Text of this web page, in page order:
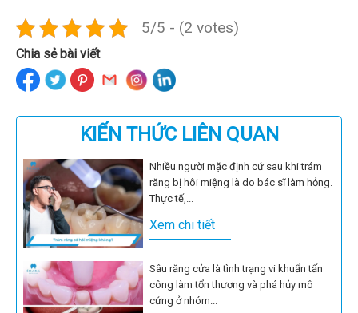
5/5 - (2 votes)
Chia sẻ bài viết
KIẾN THỨC LIÊN QUAN
Nhiều người mặc định cứ sau khi trám
răng bị hôi miệng là do bác sĩ làm hỏng.
Thực tế,...
Xem chi tiết
Sâu răng cửa là tình trạng vi khuẩn tấn
công làm tổn thương và phá hủy mô
cứng ở nhóm...